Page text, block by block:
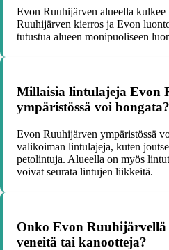
Evon Ruuhijärven alueella
Ruuhijärven kierros ja Evon
tutustua alueen monipuoliseen
Millaisia lintulajeja Evon
ympäristössä voi bongata?
Evon Ruuhijärven ympäristössä
valikoiman lintulajeja, kuten
petolintuja. Alueella on myös
voivat seurata lintujen liikkeitä.
Onko Evon
veneitä tai kanootteja?